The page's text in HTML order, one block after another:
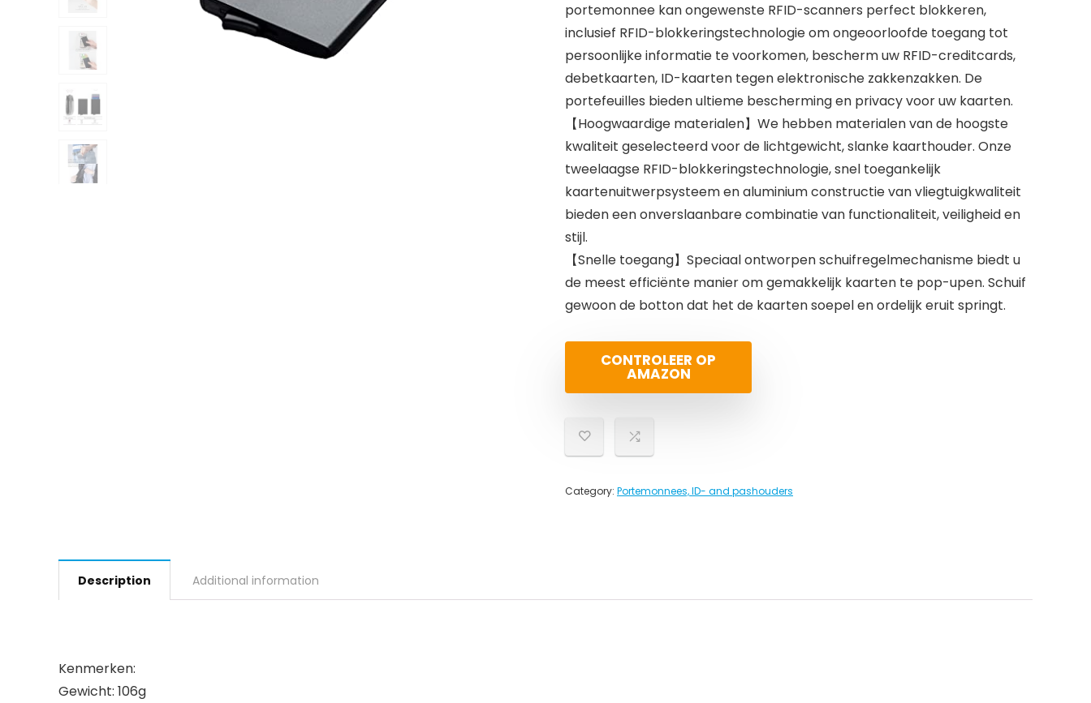
portemonnee kan ongewenste RFID-scanners perfect blokkeren,
inclusief RFID-blokkeringstechnologie om ongeoorloofde toegang tot
persoonlijke informatie te voorkomen, bescherm uw RFID-creditcards,
debetkaarten, ID-kaarten tegen elektronische zakkenzakken. De
portefeuilles bieden ultieme bescherming en privacy voor uw kaarten.
【Hoogwaardige materialen】We hebben materialen van de hoogste
kwaliteit geselecteerd voor de lichtgewicht, slanke kaarthouder. Onze
tweelaagse RFID-blokkeringstechnologie, snel toegankelijk
kaartenuitwerpsysteem en aluminium constructie van vliegtuigkwaliteit
bieden een onverslaanbare combinatie van functionaliteit, veiligheid en
stijl.
【Snelle toegang】Speciaal ontworpen schuifregelmechanisme biedt u
de meest efficiënte manier om gemakkelijk kaarten te pop-upen. Schuif
gewoon de botton dat het de kaarten soepel en ordelijk eruit springt.
CONTROLEER OP
AMAZON
Category: Portemonnees, ID- and pashouders
Description Additional information
Kenmerken:
Gewicht: 106g